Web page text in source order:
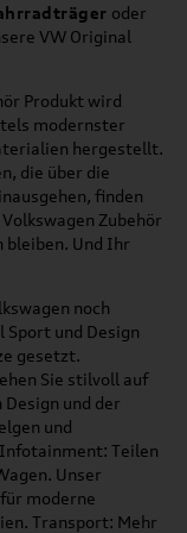
oder
VW Original
Produkt wird
modernster
hergestellt.
die über die
finden
Zubehör
bleiben. Und Ihr
noch
und Design
gesetzt.
Sie stilvoll auf
und der
und
Teilen
Unser
moderne
Transport: Mehr